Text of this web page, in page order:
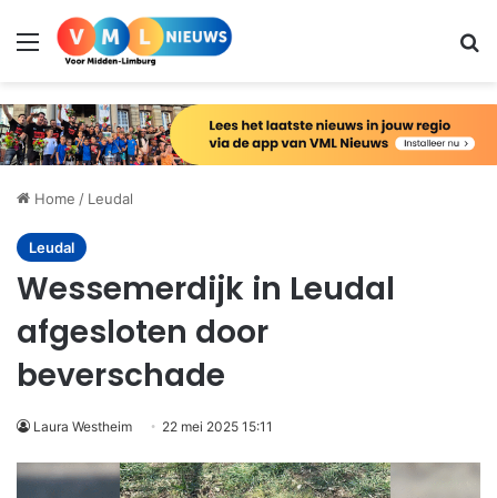
Menu
Home / Leudal
Leudal
Wessemerdijk in Leudal
afgesloten door
beverschade
Laura Westheim 22 mei 2025 15:11